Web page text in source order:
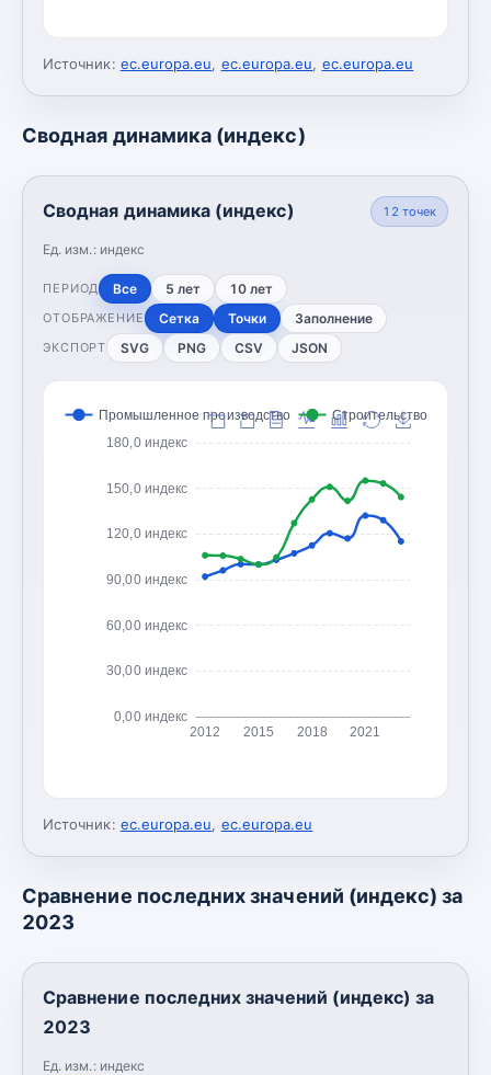
Источник: ec.europa.eu, ec.europa.eu, ec.europa.eu
Сводная динамика (индекс)
Сводная динамика (индекс)
Ед. изм.: индекс
12 точек
ПЕРИОД Все 5 лет 10 лет
ОТОБРАЖЕНИЕ Сетка Точки Заполнение
ЭКСПОРТ SVG PNG CSV JSON
0,00 индекс
30,00 индекс
60,00 индекс
90,00 индекс
120,0 индекс
150,0 индекс
180,0 индекс
2012 2015 2018 2021
Промышленное производство Строительство
Источник: ec.europa.eu, ec.europa.eu
Сравнение последних значений (индекс) за
2023
Сравнение последних значений (индекс) за
2023
Ед. изм.: индекс